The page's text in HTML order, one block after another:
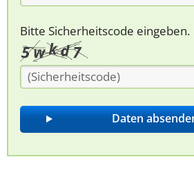
Bitte Sicherheitscode eingeben.